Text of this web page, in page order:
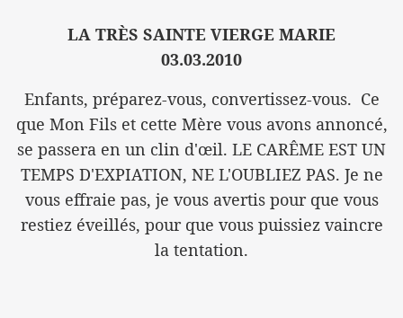
LA TRÈS SAINTE VIERGE MARIE
03.03.2010
Enfants, préparez-vous, convertissez-vous. Ce
que Mon Fils et cette Mère vous avons annoncé,
se passera en un clin d'œil. LE CARÊME EST UN
TEMPS D'EXPIATION, NE L'OUBLIEZ PAS. Je ne
vous effraie pas, je vous avertis pour que vous
restiez éveillés, pour que vous puissiez vaincre
la tentation.